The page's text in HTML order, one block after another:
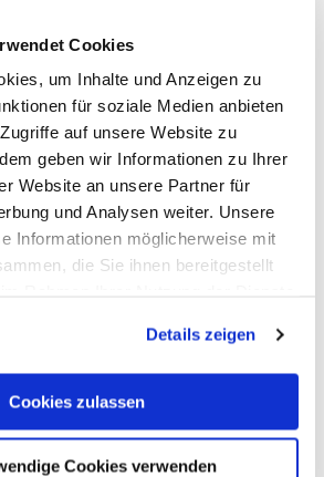
Cookies
um Inhalte und Anzeigen zu
für soziale Medien anbieten
auf unsere Website zu
geben wir Informationen zu Ihrer
Website an unsere Partner für
und Analysen weiter. Unsere
Informationen möglicherweise mit
die Sie ihnen bereitgestellt
Webseite weiterhin nutzen.
Details zeigen
Cookies zulassen
Cookies verwenden
Fachbach